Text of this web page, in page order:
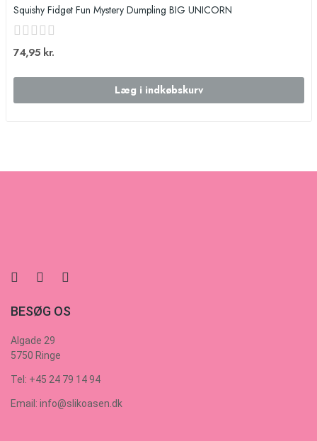
Squishy Fidget Fun Mystery Dumpling BIG UNICORN
74,95 kr.
Læg i indkøbskurv
BESØG OS
Algade 29
5750 Ringe
Tel: +45 24 79 14 94
Email: info@slikoasen.dk